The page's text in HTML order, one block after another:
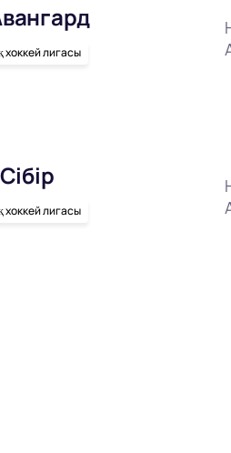
хоккей лигасы
хоккей лигасы